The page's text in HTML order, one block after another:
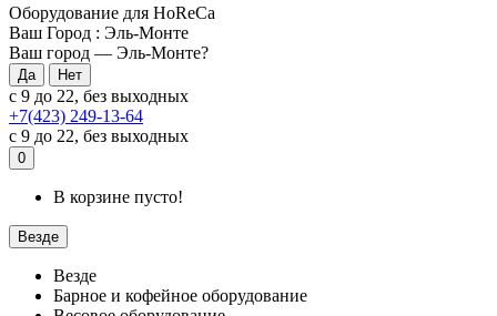
Оборудование для HoReCa
Ваш Город : Эль-Монте
Ваш город — Эль-Монте?
с 9 до 22, без выходных
+7(423) 249-13-64
с 9 до 22, без выходных
0
В корзине пусто!
Везде
Везде
Барное и кофейное оборудование